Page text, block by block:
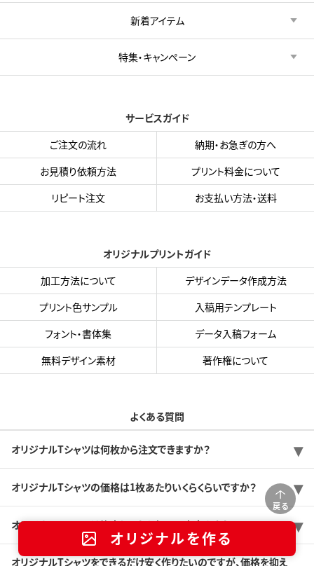
戻る
オリジナルを作る
新着アイテム
特集・キャンペーン
サービスガイド
ご注文の流れ
納期・お急ぎの方へ
お見積り依頼方法
プリント料金について
リピート注文
お支払い方法・送料
オリジナルプリントガイド
加工方法について
デザインデータ作成方法
プリント色サンプル
入稿用テンプレート
フォント・書体集
データ入稿フォーム
無料デザイン素材
著作権について
よくある質問
オリジナルTシャツは何枚から注文できますか？
オリジナルTシャツの価格は1枚あたりいくらくらいですか？
オリジナルTシャツは注文してから何日で出来ますか？
オリジナルTシャツをできるだけ安く作りたいのですが、価格を抑え